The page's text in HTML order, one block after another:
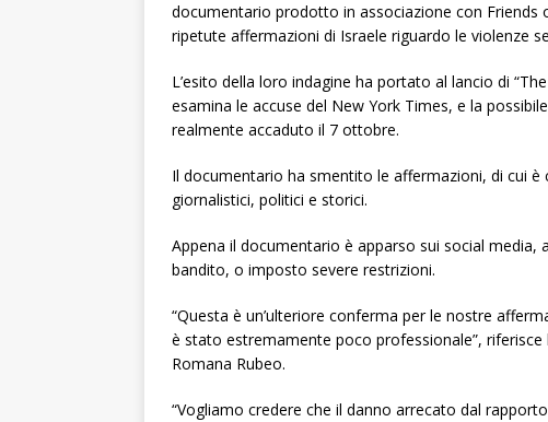
documentario prodotto in associazione con
ripetute affermazioni di Israele riguardo le violenze
L’esito della loro indagine ha portato al lancio di
esamina le accuse del New York Times, e la
realmente accaduto il 7 ottobre.
Il documentario ha smentito le affermazioni, di cui
giornalistici, politici e storici.
Appena il documentario è apparso sui social
bandito, o imposto severe restrizioni.
“Questa è un’ulteriore conferma per le nostre
è stato estremamente poco professionale”,
Romana Rubeo.
“Vogliamo credere che il danno arrecato dal